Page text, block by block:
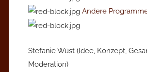
Andere
Stefanie Wüst (Idee, Konzept,
Moderation)